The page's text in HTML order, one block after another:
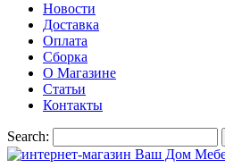
Новости
Доставка
Оплата
Сборка
О Магазине
Статьи
Контакты
Search: